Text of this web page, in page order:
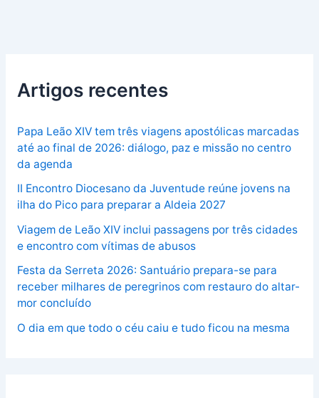
Artigos recentes
Papa Leão XIV tem três viagens apostólicas marcadas
até ao final de 2026: diálogo, paz e missão no centro
da agenda
II Encontro Diocesano da Juventude reúne jovens na
ilha do Pico para preparar a Aldeia 2027
Viagem de Leão XIV inclui passagens por três cidades
e encontro com vítimas de abusos
Festa da Serreta 2026: Santuário prepara-se para
receber milhares de peregrinos com restauro do altar-
mor concluído
O dia em que todo o céu caiu e tudo ficou na mesma